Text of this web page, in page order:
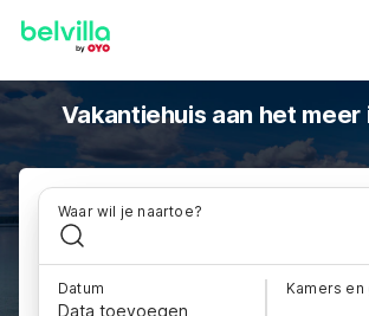
Vakantiehuis aan het meer
Waar wil je naartoe?
Datum
Data toevoegen
Kamers en